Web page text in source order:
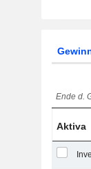
Ende d.
Aktiva